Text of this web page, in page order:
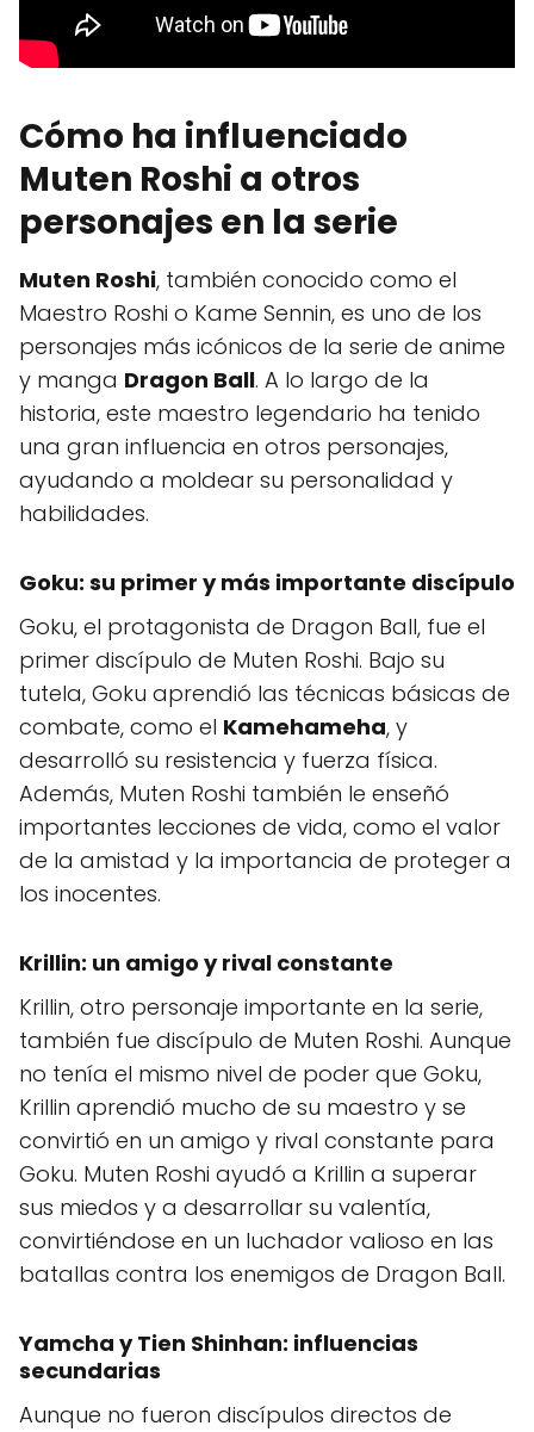
Cómo ha influenciado
Muten Roshi a otros
personajes en la serie
Muten Roshi, también conocido como el
Maestro Roshi o Kame Sennin, es uno de los
personajes más icónicos de la serie de anime
y manga Dragon Ball. A lo largo de la
historia, este maestro legendario ha tenido
una gran influencia en otros personajes,
ayudando a moldear su personalidad y
habilidades.
Goku: su primer y más importante discípulo
Goku, el protagonista de Dragon Ball, fue el
primer discípulo de Muten Roshi. Bajo su
tutela, Goku aprendió las técnicas básicas de
combate, como el Kamehameha, y
desarrolló su resistencia y fuerza física.
Además, Muten Roshi también le enseñó
importantes lecciones de vida, como el valor
de la amistad y la importancia de proteger a
los inocentes.
Krillin: un amigo y rival constante
Krillin, otro personaje importante en la serie,
también fue discípulo de Muten Roshi. Aunque
no tenía el mismo nivel de poder que Goku,
Krillin aprendió mucho de su maestro y se
convirtió en un amigo y rival constante para
Goku. Muten Roshi ayudó a Krillin a superar
sus miedos y a desarrollar su valentía,
convirtiéndose en un luchador valioso en las
batallas contra los enemigos de Dragon Ball.
Yamcha y Tien Shinhan: influencias
secundarias
Aunque no fueron discípulos directos de